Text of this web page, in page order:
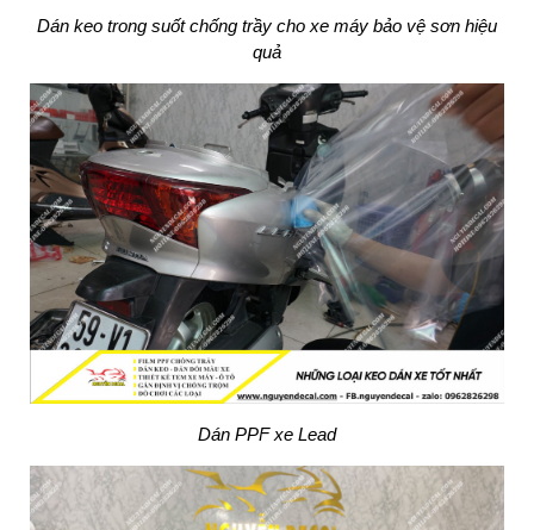
Dán keo trong suốt chống trầy cho xe máy bảo vệ sơn hiệu
quả
Dán PPF xe Lead